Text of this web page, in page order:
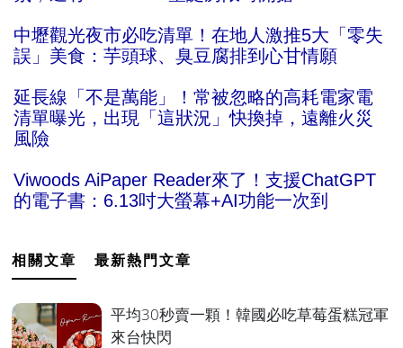
中壢觀光夜市必吃清單！在地人激推5大「零失
誤」美食：芋頭球、臭豆腐排到心甘情願
延長線「不是萬能」！常被忽略的高耗電家電
清單曝光，出現「這狀況」快換掉，遠離火災
風險
Viwoods AiPaper Reader來了！支援ChatGPT
的電子書：6.13吋大螢幕+AI功能一次到
相關文章 最新熱門文章
平均30秒賣一顆！韓國必吃草莓蛋糕冠軍
來台快閃